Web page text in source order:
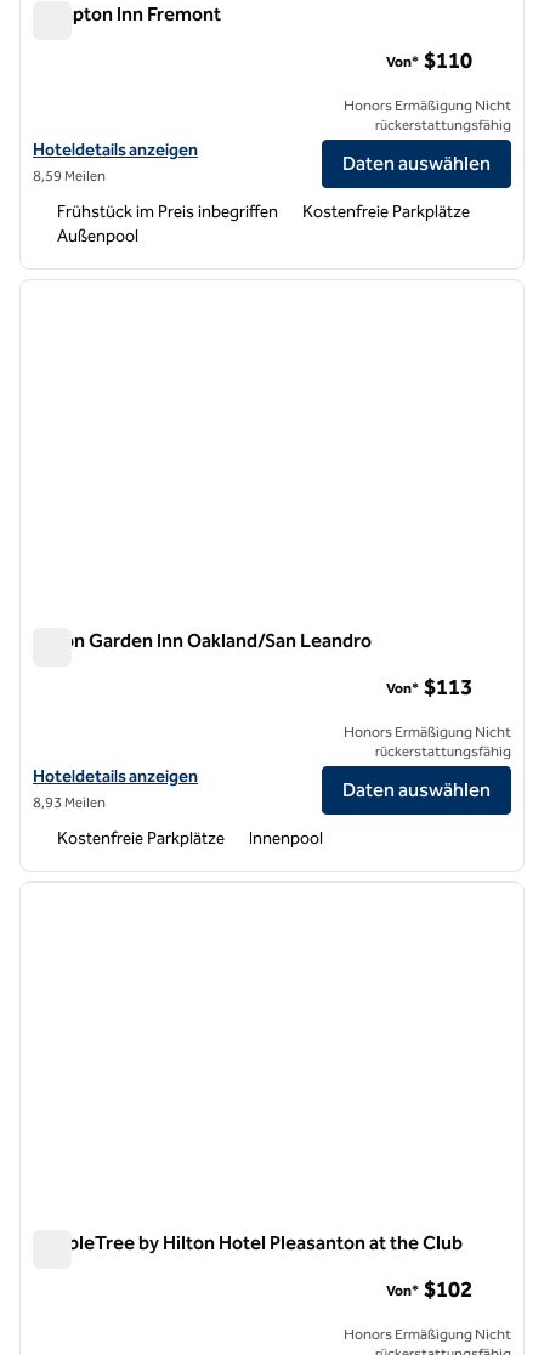
Hampton Inn Fremont
Hoteldetails für das Hampton Inn Fremont anzeigen
Hoteldetails anzeigen
8,59 Meilen
Von* $110
Honors Ermäßigung Nicht
rückerstattungsfähig
Daten auswählen
Frühstück im Preis inbegriffen
Kostenfreie Parkplätze
Außenpool
1 von 12
Hilton Garden Inn Oakland/San Leandro
Hoteldetails für Hilton Garden Inn Oakland/San Leandro anzeigen
Hoteldetails anzeigen
8,93 Meilen
Von* $113
Honors Ermäßigung Nicht
rückerstattungsfähig
Daten auswählen
Kostenfreie Parkplätze Innenpool
1 von 12
DoubleTree by Hilton Hotel Pleasanton at the Club
Von* $102
Honors Ermäßigung Nicht